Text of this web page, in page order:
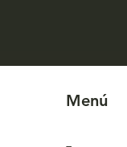
Menú